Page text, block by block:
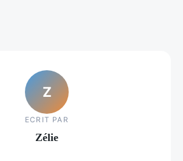
Z
ECRIT PAR
Zélie